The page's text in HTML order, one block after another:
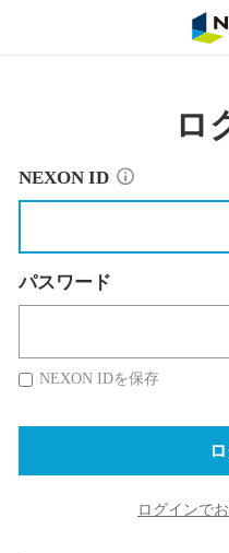
ロ
NEXON ID
パスワード
NEXON IDを保存
ログインで